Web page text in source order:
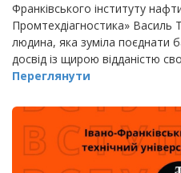
Франківського інституту
Промтехдіагностика» Василь
людина, яка зуміла поєднати
досвід із щирою відданістю
Переглянути